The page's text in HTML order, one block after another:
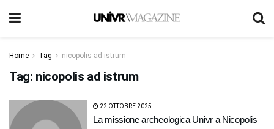
Home Tag nicopolis ad istrum
Tag: nicopolis ad istrum
22 OTTOBRE 2025
La missione archeologica Univr a Nicopolis